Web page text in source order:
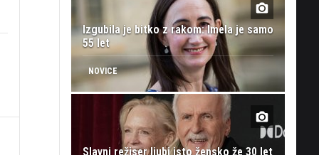
Izgubila je bitko z rakom: Imela je samo
55 let
NOVICE
Slavni režiser ljubi isto žensko že 30 let